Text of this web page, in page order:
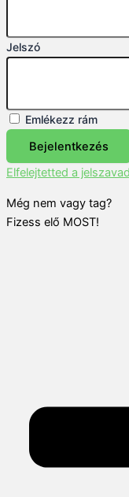
Jelszó
Emlékezz rám
Bejelentkezés
Elfelejtetted a
Még nem vagy tag?
Fizess elő MOST!